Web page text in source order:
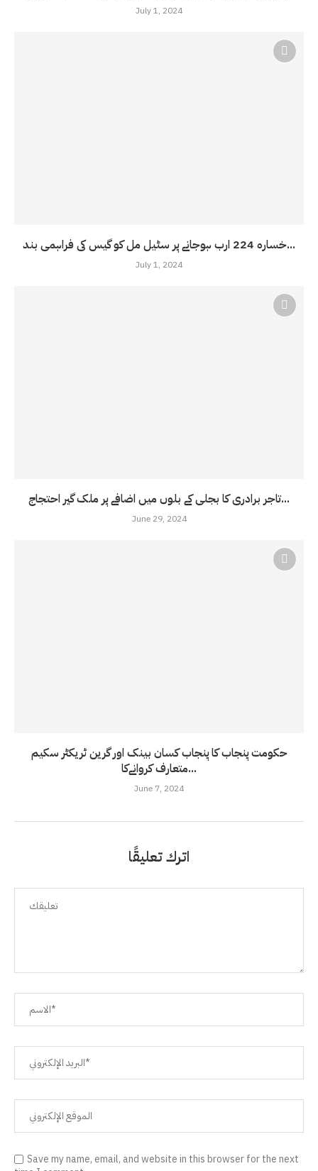
July 1, 2024
خسارہ 224 ارب ہوجانے پر سٹیل مل کو گیس کی فراہمی بند...
July 1, 2024
تاجر برادری کا بجلی کے بلوں میں اضافے پر ملک گیر احتجاج...
June 29, 2024
حکومت پنجاب کا پنجاب کسان بینک اور گرین ٹریکٹر سکیم
متعارف کروانےکا...
June 7, 2024
اترك تعليقًا
Save my name, email, and website in this browser for the next